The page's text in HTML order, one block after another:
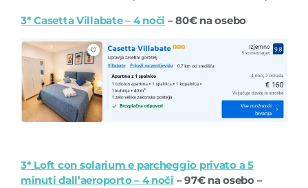
3* Casetta Villabate – 4 noči – 80€ na osebo
3* Loft con solarium e parcheggio privato a 5
minuti dall’aeroporto – 4 noči – 97€ na osebo –